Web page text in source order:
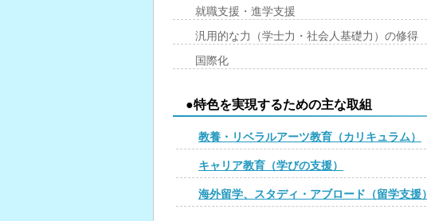
就職支援・進学支援
汎用的な力（学士力・社会人基礎力）の修得
国際化
●特色を実現するための主な取組
教養・リベラルアーツ教育（カリキュラム）
キャリア教育（学びの支援）
海外留学、スタディ・アブロード（留学支援）